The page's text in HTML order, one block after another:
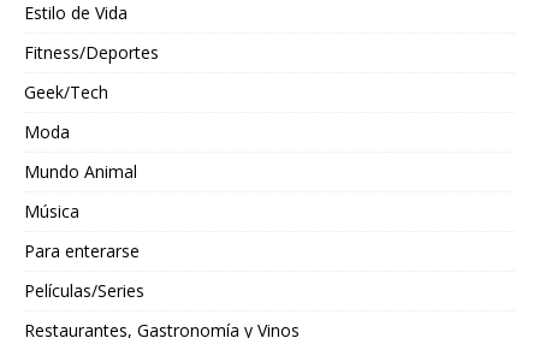
Estilo de Vida
Fitness/Deportes
Geek/Tech
Moda
Mundo Animal
Música
Para enterarse
Películas/Series
Restaurantes, Gastronomía y Vinos